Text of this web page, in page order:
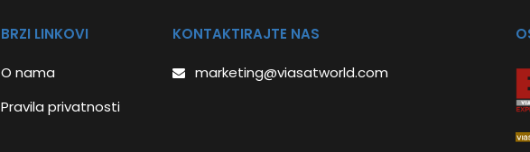
BRZI LINKOVI
O nama
Pravila privatnosti
KONTAKTIRAJTE NAS
marketing@viasatworld.com